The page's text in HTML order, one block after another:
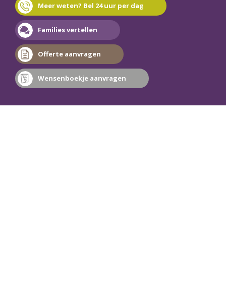
Meer weten? Bel 24 uur per dag
Families vertellen
Offerte aanvragen
Wensenboekje aanvragen